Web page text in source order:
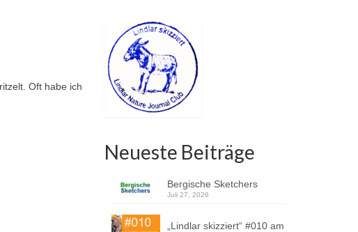
Oft habe ich
Neueste Beiträge
Bergische Sketchers
Juli 27, 2026
„Lindlar skizziert“ #010 am